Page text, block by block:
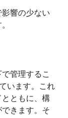
響の少ない
管理するこ
います。これ
ともに、構
きます。そ